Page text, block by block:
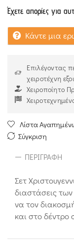
Έχετε απορίες για
Κάντε μια
Επιλέγοντας
χειροτέχνη
Χειροποίητο
Λίστα
Σύγκριση
ΠΕΡΙΓΡΑΦΉ
Σετ
διαστάσεις
να τον
και στο δέντρο